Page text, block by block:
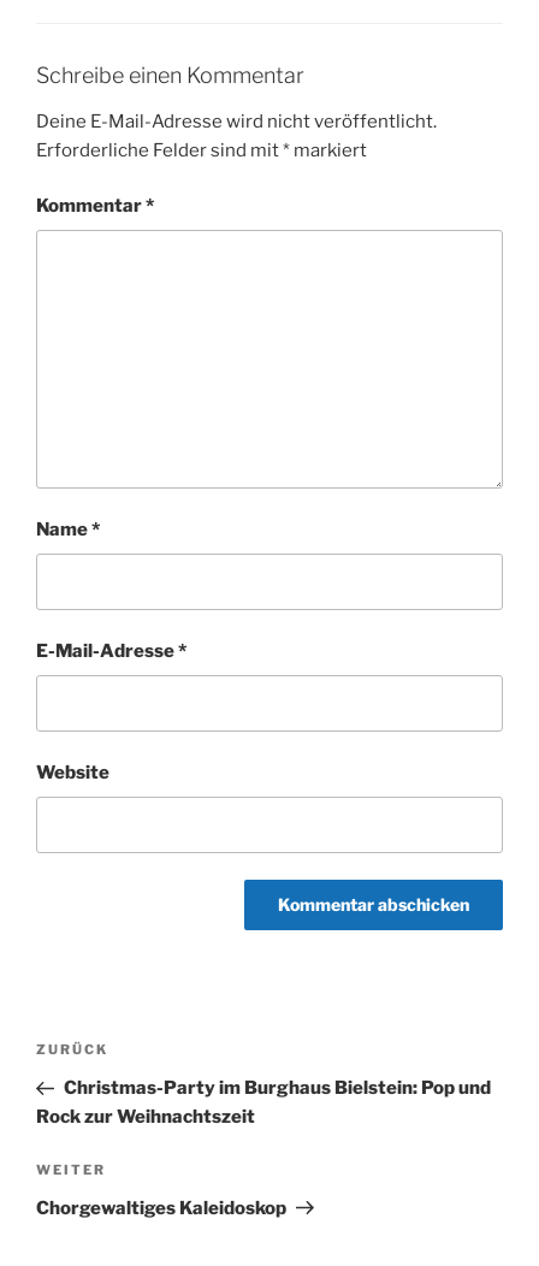
Schreibe einen Kommentar
Deine E-Mail-Adresse wird nicht veröffentlicht.
Erforderliche Felder sind mit* markiert
Kommentar*
Name*
E-Mail-Adresse*
Website
Beitragsnavigation
Vorheriger
Beitrag
ZURÜCK
Christmas-Party im Burghaus Bielstein: Pop und
Rock zur Weihnachtszeit
Nächster
Beitrag
WEITER
Chorgewaltiges Kaleidoskop